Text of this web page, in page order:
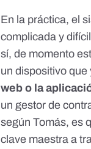
En la práctica, el
complicada y
sí, de momento
un dispositivo
web o la
un gestor de
según Tomás, es
clave maestra a